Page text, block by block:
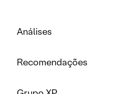
Análises
Recomendações